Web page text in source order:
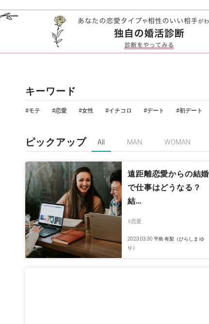
キーワード
#モテ #恋愛 #女性 #イチコロ #デート #初デート
ピックアップ All MAN WOMAN
遠距離恋愛からの結婚
で仕事はどうなる？
結…
#恋愛
2023.03.30 平島 有梨（ひらしま ゆ
り）